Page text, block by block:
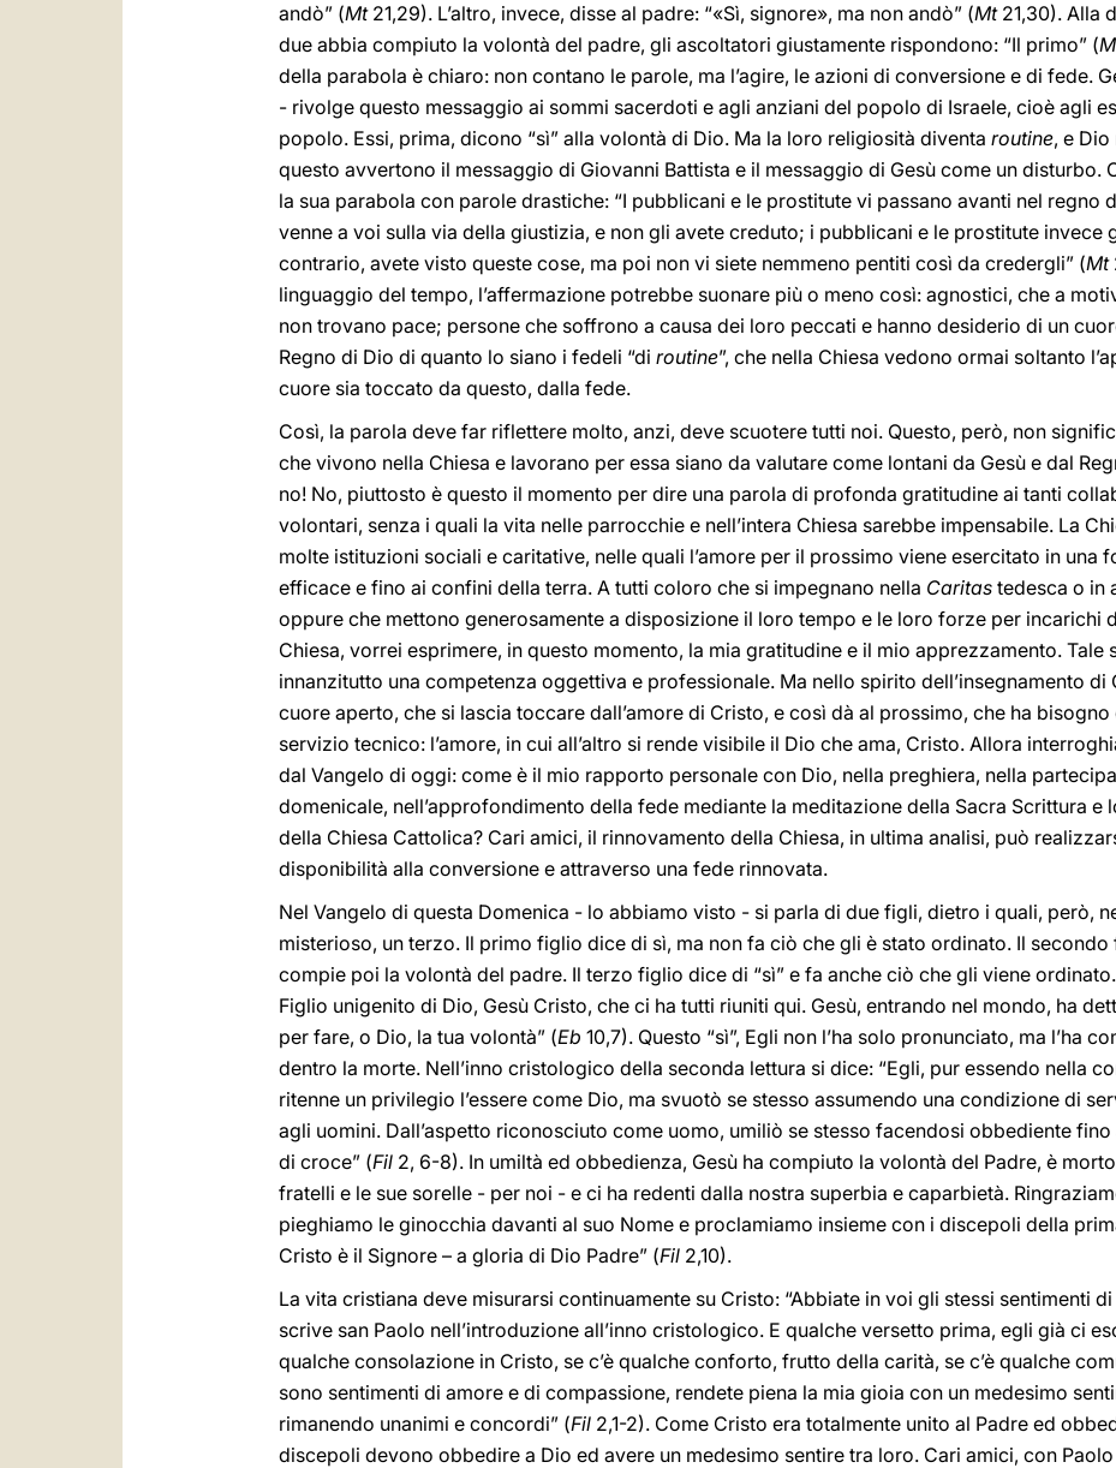
andò” (Mt21,29). L’altro, invece, disse al padre: “«Sì, signore», ma non andò” (Mt21,30). Alla
due abbia compiuto la volontà del padre, gli ascoltatori giustamente rispondono: “Il primo” (
della parabola è chiaro: non contano le parole, ma l’agire, le azioni di conversione e di fede.
- rivolge questo messaggio ai sommi sacerdoti e agli anziani del popolo di Israele, cioè agli
popolo. Essi, prima, dicono “sì” alla volontà di Dio. Ma la loro religiosità diventa routine, e
questo avvertono il messaggio di Giovanni Battista e il messaggio di Gesù come un disturbo.
la sua parabola con parole drastiche: “I pubblicani e le prostitute vi passano avanti nel regno
venne a voi sulla via della giustizia, e non gli avete creduto; i pubblicani e le prostitute invece
contrario, avete visto queste cose, ma poi non vi siete nemmeno pentiti così da credergli” (Mt
linguaggio del tempo, l’affermazione potrebbe suonare più o meno così: agnostici, che a
non trovano pace; persone che soffrono a causa dei loro peccati e hanno desiderio di un
Regno di Dio di quanto lo siano i fedeli “di routine”, che nella Chiesa vedono ormai soltanto
cuore sia toccato da questo, dalla fede.
Così, la parola deve far riflettere molto, anzi, deve scuotere tutti noi. Questo, però, non
che vivono nella Chiesa e lavorano per essa siano da valutare come lontani da Gesù e dal
no! No, piuttosto è questo il momento per dire una parola di profonda gratitudine ai tanti
volontari, senza i quali la vita nelle parrocchie e nell’intera Chiesa sarebbe impensabile. La
molte istituzioni sociali e caritative, nelle quali l’amore per il prossimo viene esercitato in una
efficace e fino ai confini della terra. A tutti coloro che si impegnano nella Caritas tedesca o in
oppure che mettono generosamente a disposizione il loro tempo e le loro forze per incarichi
Chiesa, vorrei esprimere, in questo momento, la mia gratitudine e il mio apprezzamento. Tale
innanzitutto una competenza oggettiva e professionale. Ma nello spirito dell’insegnamento di
cuore aperto, che si lascia toccare dall’amore di Cristo, e così dà al prossimo, che ha
servizio tecnico: l’amore, in cui all’altro si rende visibile il Dio che ama, Cristo. Allora
dal Vangelo di oggi: come è il mio rapporto personale con Dio, nella preghiera, nella
domenicale, nell’approfondimento della fede mediante la meditazione della Sacra Scrittura e
della Chiesa Cattolica? Cari amici, il rinnovamento della Chiesa, in ultima analisi, può
disponibilità alla conversione e attraverso una fede rinnovata.
Nel Vangelo di questa Domenica - lo abbiamo visto - si parla di due figli, dietro i quali, però,
misterioso, un terzo. Il primo figlio dice di sì, ma non fa ciò che gli è stato ordinato. Il
compie poi la volontà del padre. Il terzo figlio dice di “sì” e fa anche ciò che gli viene
Figlio unigenito di Dio, Gesù Cristo, che ci ha tutti riuniti qui. Gesù, entrando nel mondo, ha
per fare, o Dio, la tua volontà” (Eb 10,7). Questo “sì”, Egli non l’ha solo pronunciato, ma l’ha
dentro la morte. Nell’inno cristologico della seconda lettura si dice: “Egli, pur essendo nella
ritenne un privilegio l’essere come Dio, ma svuotò se stesso assumendo una condizione di
agli uomini. Dall’aspetto riconosciuto come uomo, umiliò se stesso facendosi obbediente
di croce” (Fil 2, 6-8). In umiltà ed obbedienza, Gesù ha compiuto la volontà del Padre, è
fratelli e le sue sorelle - per noi - e ci ha redenti dalla nostra superbia e caparbietà.
pieghiamo le ginocchia davanti al suo Nome e proclamiamo insieme con i discepoli della
Cristo è il Signore – a gloria di Dio Padre” (Fil 2,10).
La vita cristiana deve misurarsi continuamente su Cristo: “Abbiate in voi gli stessi sentimenti di
scrive san Paolo nell’introduzione all’inno cristologico. E qualche versetto prima, egli già ci
qualche consolazione in Cristo, se c’è qualche conforto, frutto della carità, se c’è qualche
sono sentimenti di amore e di compassione, rendete piena la mia gioia con un medesimo
rimanendo unanimi e concordi” (Fil 2,1-2). Come Cristo era totalmente unito al Padre ed
discepoli devono obbedire a Dio ed avere un medesimo sentire tra loro. Cari amici, con